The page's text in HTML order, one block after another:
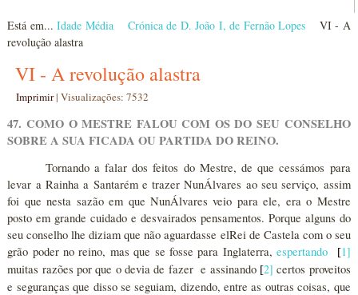
Está em...Idade Média Crónica de D. João I, de Fernão Lopes
VI - A
revolução alastra
VI - A revolução alastra
Imprimir|Visualizações: 7532
47. COMO O MESTRE FALOU COM OS DO SEU CONSELHO
SOBRE A SUA FICADA OU PARTIDA DO REINO.
Tornando a falar dos feitos do Mestre, de que cessámos para
levar a Rainha a Santarém e trazer NunÁlvares ao seu serviço, assim
foi que nesta sazão em que NunÁlvares veio para ele, era o Mestre
posto em grande cuidado e desvairados pensamentos. Porque alguns do
seu conselho lhe diziam que não aguardasse elRei de Castela com o seu
grão poder no reino, mas que se fosse para Inglaterra, espertando [1]
muitas razões por que o devia de fazer e assinando [2] certos proveitos
e seguranças que disso se seguiam, dizendo, entre as outras coisas, que